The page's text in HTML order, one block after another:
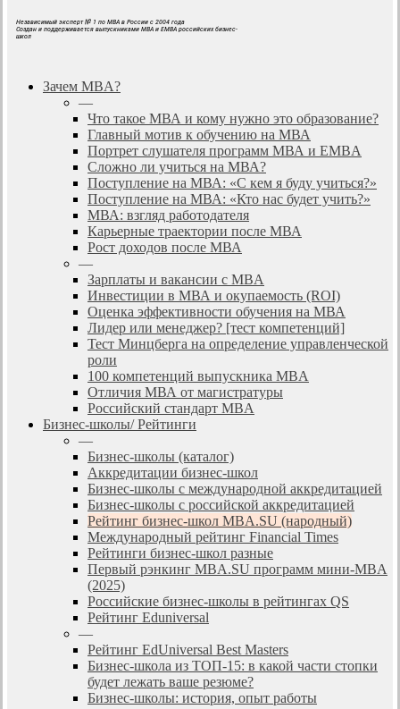
Независимый эксперт № 1 по MBA в России с 2004 года
Создан и поддерживается выпускниками MBA и EMBA российских бизнес-
школ
search
Menu
Зачем MBA?
—
Что такое МВА и кому нужно это образование?
Главный мотив к обучению на МВА
Портрет слушателя программ МВА и EMBA
Сложно ли учиться на МВА?
Поступление на МВА: «С кем я буду учиться?»
Поступление на МВА: «Кто нас будет учить?»
МВА: взгляд работодателя
Карьерные траектории после МВА
Рост доходов после МВА
—
Зарплаты и вакансии с MBA
Инвестиции в МВА и окупаемость (ROI)
Оценка эффективности обучения на МВА
Лидер или менеджер? [тест компетенций]
Тест Минцберга на определение управленческой
роли
100 компетенций выпускника MBA
Отличия МВА от магистратуры
Российский стандарт MBA
Бизнес-школы/ Рейтинги
—
Бизнес-школы (каталог)
Аккредитации бизнес-школ
Бизнес-школы с международной аккредитацией
Бизнес-школы с российской аккредитацией
Рейтинг бизнес-школ MBA.SU (народный)
Международный рейтинг Financial Times
Рейтинги бизнес-школ разные
Первый рэнкинг MBA.SU программ мини-MBA
(2025)
Российские бизнес-школы в рейтингах QS
Рейтинг Eduniversal
—
Рейтинг EdUniversal Best Masters
Бизнес-школа из ТОП-15: в какой части стопки
будет лежать ваше резюме?
Бизнес-школы: история, опыт работы